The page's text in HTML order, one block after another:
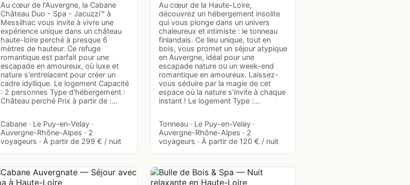
Au cœur de l'Auvergne, la Cabane
Château Duo - Spa - Jacuzzi™ à
Messilhac vous invite à vivre une
expérience unique dans un château
haute-loire perché à presque 6
mètres de hauteur. Ce refuge
romantique est parfait pour une
escapade en amoureux, où luxe et
nature s'entrelacent pour créer un
cadre idyllique. Le logement Capacité
: 2 personnes Type d'hébergement :
Château perché Prix à partir de :…
Cabane · Le Puy-en-Velay ·
Auvergne-Rhône-Alpes · 2
voyageurs · À partir de 299 € / nuit
Au cœur de la Haute-Loire,
découvrez un hébergement insolite
qui vous plonge dans un univers
chaleureux et intimiste : le tonneau
finlandais. Ce lieu unique, tout en
bois, vous promet un séjour atypique
en Auvergne, idéal pour une
escapade nature ou un week-end
romantique en amoureux. Laissez-
vous séduire par la magie de cet
espace où la nature s'invite à chaque
instant ! Le logement Type :…
Tonneau · Le Puy-en-Velay ·
Auvergne-Rhône-Alpes · 2
voyageurs · À partir de 120 € / nuit